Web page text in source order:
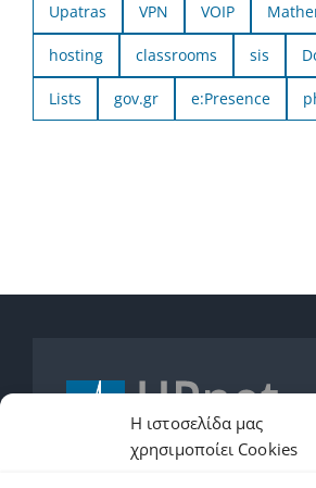
Η ιστοσελίδα μας
χρησιμοποίει Cookies
Upatras VPN VOIP
hosting classrooms sis
Lists gov.gr e:Presence